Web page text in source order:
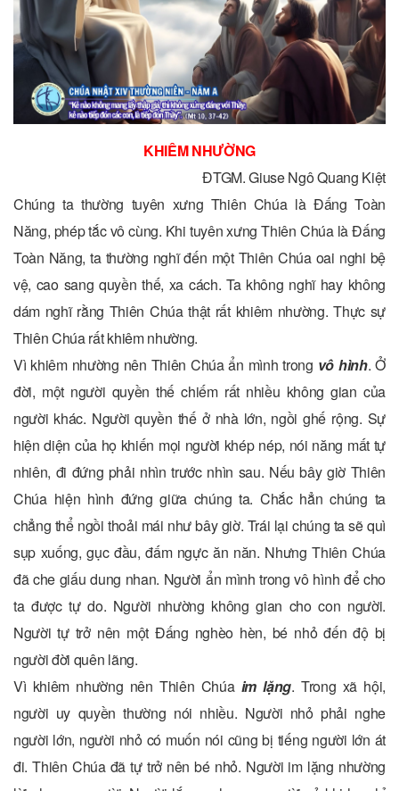
KHIÊM NHƯỜNG
ĐTGM. Giuse Ngô Quang Kiệt
Chúng ta thường tuyên xưng Thiên Chúa là Đấng Toàn
Năng, phép tắc vô cùng. Khi tuyên xưng Thiên Chúa là Đấng
Toàn Năng, ta thường nghĩ đến một Thiên Chúa oai nghi bệ
vệ, cao sang quyền thế, xa cách. Ta không nghĩ hay không
dám nghĩ rằng Thiên Chúa thật rất khiêm nhường. Thực sự
Thiên Chúa rất khiêm nhường.
Vì khiêm nhường nên Thiên Chúa ẩn mình trong vô hình. Ở
đời, một người quyền thế chiếm rất nhiều không gian của
người khác. Người quyền thế ở nhà lớn, ngồi ghế rộng. Sự
hiện diện của họ khiến mọi người khép nép, nói năng mất tự
nhiên, đi đứng phải nhìn trước nhìn sau. Nếu bây giờ Thiên
Chúa hiện hình đứng giữa chúng ta. Chắc hẳn chúng ta
chẳng thể ngồi thoải mái như bây giờ. Trái lại chúng ta sẽ quì
sụp xuống, gục đầu, đấm ngực ăn năn. Nhưng Thiên Chúa
đã che giấu dung nhan. Người ẩn mình trong vô hình để cho
ta được tự do. Người nhường không gian cho con người.
Người tự trở nên một Đấng nghèo hèn, bé nhỏ đến độ bị
người đời quên lãng.
Vì khiêm nhường nên Thiên Chúa im lặng. Trong xã hội,
người uy quyền thường nói nhiều. Người nhỏ phải nghe
người lớn, người nhỏ có muốn nói cũng bị tiếng người lớn át
đi. Thiên Chúa đã tự trở nên bé nhỏ. Người im lặng nhường